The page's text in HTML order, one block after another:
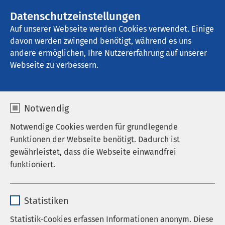
Datenschutzeinstellungen
Auf unserer Webseite werden Cookies verwendet. Einige
davon werden zwingend benötigt, während es uns
andere ermöglichen, Ihre Nutzererfahrung auf unserer
Webseite zu verbessern.
Notwendig
Notwendige Cookies werden für grundlegende
Funktionen der Webseite benötigt. Dadurch ist
gewährleistet, dass die Webseite einwandfrei
funktioniert.
Anbieter sgalinski
Statistiken
Statistik-Cookies erfassen Informationen anonym. Diese
AMEOS Pflege Ueckermünde
Kontakt
Anrede
Nachname*